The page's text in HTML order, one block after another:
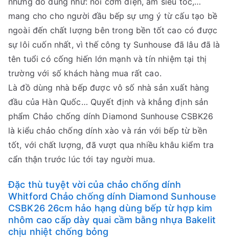
mang cho cho người đầu bếp sự ưng ý từ cấu tạo bề
ngoài đến chất lượng bên trong bền tốt cao có được
sự lôi cuốn nhất, vì thế công ty Sunhouse đã lâu đã là
tên tuổi có cống hiến lớn mạnh và tín nhiệm tại thị
trường với số khách hàng mua rất cao.
Là đồ dùng nhà bếp được vô số nhà sản xuất hàng
đầu của Hàn Quốc… Quyết định và khẳng định sản
phẩm Chảo chống dính Diamond Sunhouse CSBK26
là kiểu chảo chống dính xào và rán với bếp từ bền
tốt, với chất lượng, đã vượt qua nhiều khâu kiểm tra
cẩn thận trước lúc tới tay người mua.
Đặc thù tuyệt vời của chảo chống dính
Whitford Chảo chống dính Diamond Sunhouse
CSBK26 26cm hảo hạng dùng bếp từ hợp kim
nhôm cao cấp dày quai cầm bằng nhựa Bakelit
chịu nhiệt chống bỏng